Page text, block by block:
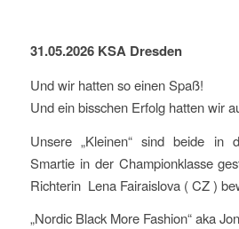
31.05.2026 KSA Dresden
Und wir hatten so einen Spaß!
Und ein bisschen Erfolg hatten wir
Unsere „Kleinen“ sind beide in
Smartie in der Championklasse
Richterin Lena Fairaislova ( CZ )
„Nordic Black More Fashion“ aka